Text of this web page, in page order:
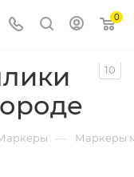
0
10
— Маркеры